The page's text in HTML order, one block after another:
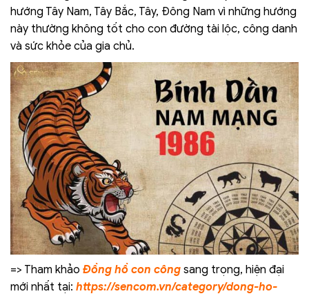
hướng Tây Nam, Tây Bắc, Tây, Đông Nam vì những hướng
này thường không tốt cho con đường tài lộc, công danh
và sức khỏe của gia chủ.
=> Tham khảo Đồng hồ con công sang trọng, hiện đại
mới nhất tại: https://sencom.vn/category/dong-ho-